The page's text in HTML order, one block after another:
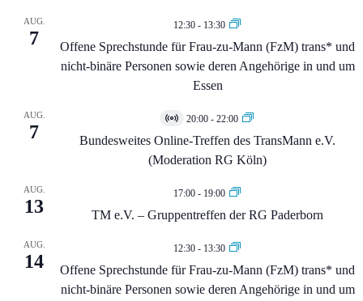
AUG.
7
12:30- 13:30
Offene Sprechstunde für Frau-zu-Mann (FzM) trans* und
nicht-binäre Personen sowie deren Angehörige in und um
Essen
AUG.
7
Virtuell
Veranstaltung
20:00 - 22:00
Bundesweites Online-Treffen des TransMann e.V.
(Moderation RG Köln)
AUG.
13
17:00- 19:00
TM e.V. – Gruppentreffen der RG Paderborn
AUG.
14
12:30- 13:30
Offene Sprechstunde für Frau-zu-Mann (FzM) trans* und
nicht-binäre Personen sowie deren Angehörige in und um